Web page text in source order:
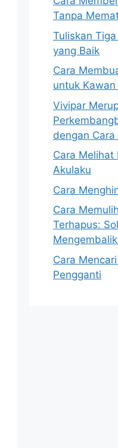
Tanpa
Tuliskan
yang Baik
Cara
untuk
Vivipar
dengan
Cara Melihat
Akulaku
Cara
Cara
Terhapus:
Cara
Pengganti